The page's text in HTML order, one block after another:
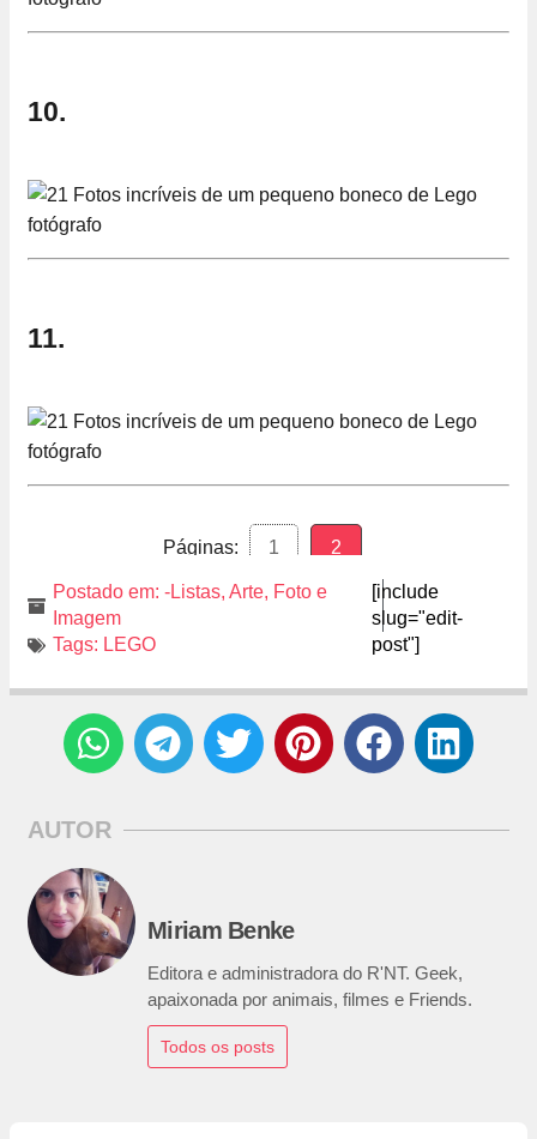
10.
11.
Páginas: 1 2
Postado em: -Listas, Arte, Foto e
Imagem
Tags: LEGO
[include
slug="edit-
post"]
AUTOR
Miriam Benke
Editora e administradora do R'NT. Geek,
apaixonada por animais, filmes e Friends.
Todos os posts